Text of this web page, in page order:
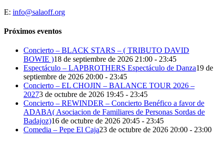
E: info@salaoff.org
Próximos eventos
Concierto – BLACK STARS – ( TRIBUTO DAVID
BOWIE )18 de septiembre de 2026 21:00 - 23:45
Espectáculo – LAPBROTHERS Espectáculo de Danza19 de
septiembre de 2026 20:00 - 23:45
Concierto – EL CHOJIN – BALANCE TOUR 2026 –
20273 de octubre de 2026 19:45 - 23:45
Concierto – REWINDER – Concierto Benéfico a favor de
ADABA( Asociacion de Familiares de Personas Sordas de
Badajoz)16 de octubre de 2026 20:45 - 23:45
Comedia – Pepe El Caja23 de octubre de 2026 20:00 - 23:00